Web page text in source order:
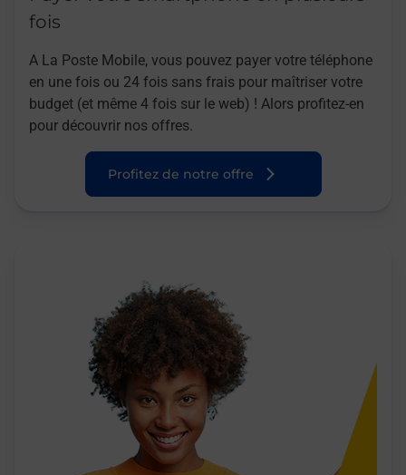
fois
A La Poste Mobile, vous pouvez payer votre téléphone
en une fois ou 24 fois sans frais pour maîtriser votre
budget (et même 4 fois sur le web) ! Alors profitez-en
pour découvrir nos offres.
Profitez de notre offre